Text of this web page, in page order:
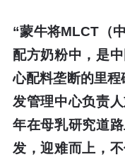
“蒙牛将MLCT（
配方奶粉中，是
心配料垄断的里
发管理中心负责
年在母乳研究道
发，迎难而上，